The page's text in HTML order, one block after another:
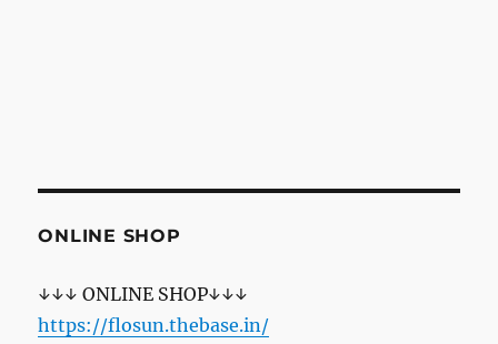
ONLINE SHOP
↓↓↓ ONLINE SHOP↓↓↓
https://flosun.thebase.in/